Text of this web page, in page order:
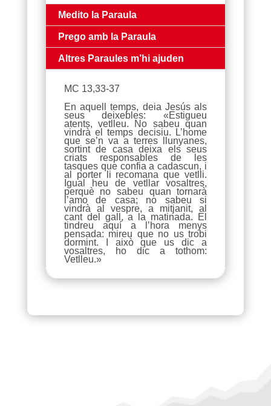
Medito la Paraula
Prego amb la Paraula
Altres Paraules m’hi ajuden
MC 13,33-37
En aquell temps, deia Jesús als
seus deixebles: «Estigueu
atents, vetlleu. No sabeu quan
vindrà el temps decisiu. L’home
que se’n va a terres llunyanes,
sortint de casa deixa els seus
criats responsables de les
tasques que confia a cadascun, i
al porter li recomana que vetlli.
Igual heu de vetllar vosaltres,
perquè no sabeu quan tornarà
l’amo de casa; no sabeu si
vindrà al vespre, a mitjanit, al
cant del gall, a la matinada. El
tindreu aquí a l’hora menys
pensada: mireu que no us trobi
dormint. I això que us dic a
vosaltres, ho dic a tothom:
Vetlleu.»